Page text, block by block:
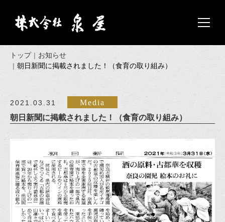
トップ
お知らせ
朝日新聞に掲載されました！（食育の取り組み）
2021.03.31
Media
朝日新聞に掲載されました！（食育の取り組み）